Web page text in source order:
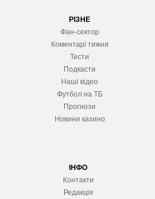
РІЗНЕ
Фан-сектор
Коментарі тижня
Тести
Подкасти
Наші відео
Футбол на ТБ
Прогнози
Новини казино
ІНФО
Контакти
Редакція